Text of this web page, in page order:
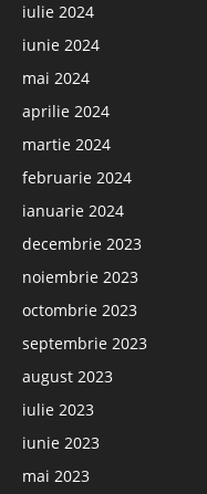
iulie 2024
iunie 2024
mai 2024
aprilie 2024
martie 2024
februarie 2024
ianuarie 2024
decembrie 2023
noiembrie 2023
octombrie 2023
septembrie 2023
august 2023
iulie 2023
iunie 2023
mai 2023